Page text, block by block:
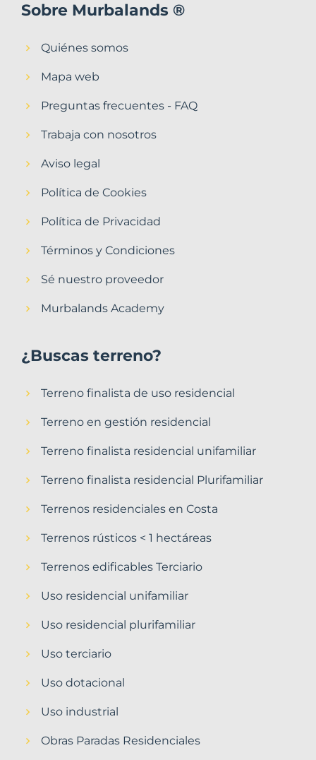
Sobre Murbalands ®
Quiénes somos
Mapa web
Preguntas frecuentes - FAQ
Trabaja con nosotros
Aviso legal
Política de Cookies
Política de Privacidad
Términos y Condiciones
Sé nuestro proveedor
Murbalands Academy
¿Buscas terreno?
Terreno finalista de uso residencial
Terreno en gestión residencial
Terreno finalista residencial unifamiliar
Terreno finalista residencial Plurifamiliar
Terrenos residenciales en Costa
Terrenos rústicos < 1 hectáreas
Terrenos edificables Terciario
Uso residencial unifamiliar
Uso residencial plurifamiliar
Uso terciario
Uso dotacional
Uso industrial
Obras Paradas Residenciales